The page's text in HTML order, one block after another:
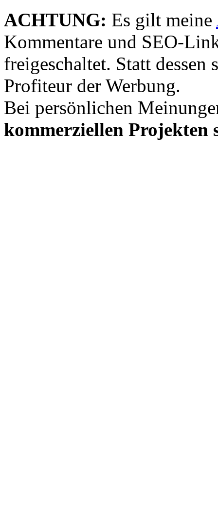
ACHTUNG: Es gilt meine
Kommentare und SEO-
freigeschaltet. Statt dessen
Profiteur der Werbung.
Bei persönlichen
kommerziellen Projekten